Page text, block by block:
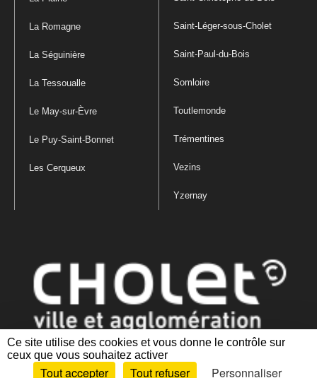
Ce site utilise des cookies et vous donne le contrôle sur
ceux que vous souhaitez activer
Tout accepter Tout refuser Personnaliser
La Romagne
La Séguinière
La Tessoualle
Le May-sur-Èvre
Le Puy-Saint-Bonnet
Les Cerqueux
Saint-Léger-sous-Cholet
Saint-Paul-du-Bois
Somloire
Toutlemonde
Trémentines
Vezins
Yzernay
Mentions légales|Politique de confidentialité
des cookies |Plan du site Accessibilité : partiellement conforme